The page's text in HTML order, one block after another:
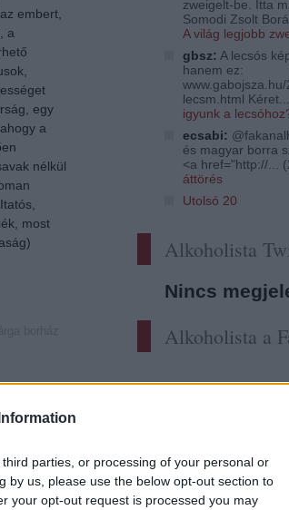
parties, or processing of your personal or
by us, please use the below opt-out section to
your opt-out request is processed you may
zweigelt-be. Itta
Somodi Zsolt
A világ legjobb
gbsz: A lecsós
hanem ez:
lecsm.html Kéret...
igyunk a
ecsabi:
és magyar borra
<a href="http://... (
áttörés
Utolsó 20
Alkoholista
Nincs
Alkoholista a
embert,
a
egy
a
nélkül
most